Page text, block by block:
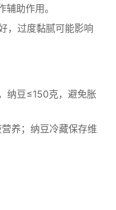
辅助作用。
，过度黏腻可能影响
纳豆≤150克，避免胀
养；纳豆冷藏保存维